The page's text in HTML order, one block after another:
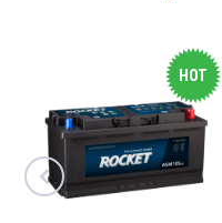
HOT